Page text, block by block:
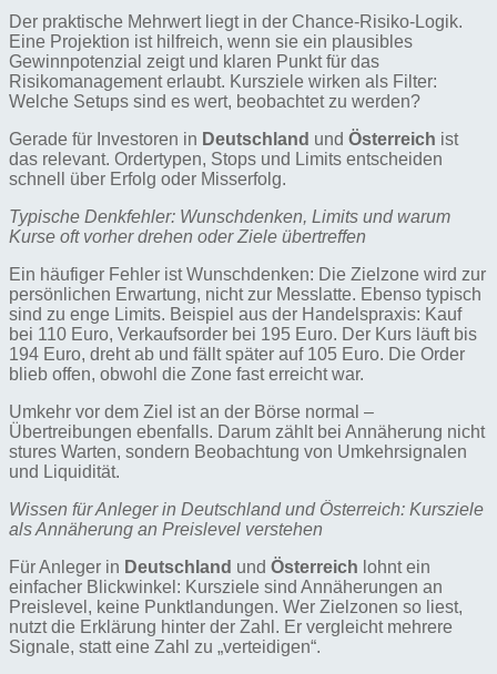
Der praktische Mehrwert liegt in der Chance-Risiko-Logik.
Eine Projektion ist hilfreich, wenn sie ein plausibles
Gewinnpotenzial zeigt und klaren Punkt für das
Risikomanagement erlaubt. Kursziele wirken als Filter:
Welche Setups sind es wert, beobachtet zu werden?
Gerade für Investoren in Deutschland und Österreich ist
das relevant. Ordertypen, Stops und Limits entscheiden
schnell über Erfolg oder Misserfolg.
Typische Denkfehler: Wunschdenken, Limits und warum
Kurse oft vorher drehen oder Ziele übertreffen
Ein häufiger Fehler ist Wunschdenken: Die Zielzone wird zur
persönlichen Erwartung, nicht zur Messlatte. Ebenso typisch
sind zu enge Limits. Beispiel aus der Handelspraxis: Kauf
bei 110 Euro, Verkaufsorder bei 195 Euro. Der Kurs läuft bis
194 Euro, dreht ab und fällt später auf 105 Euro. Die Order
blieb offen, obwohl die Zone fast erreicht war.
Umkehr vor dem Ziel ist an der Börse normal –
Übertreibungen ebenfalls. Darum zählt bei Annäherung nicht
stures Warten, sondern Beobachtung von Umkehrsignalen
und Liquidität.
Wissen für Anleger in Deutschland und Österreich: Kursziele
als Annäherung an Preislevel verstehen
Für Anleger in Deutschland und Österreich lohnt ein
einfacher Blickwinkel: Kursziele sind Annäherungen an
Preislevel, keine Punktlandungen. Wer Zielzonen so liest,
nutzt die Erklärung hinter der Zahl. Er vergleicht mehrere
Signale, statt eine Zahl zu „verteidigen“.